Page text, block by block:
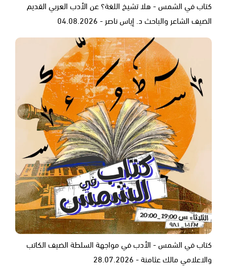
كتاب في الشمس - هلا تشيخ اللغة؟ عن الأدب العربي القديم
الضيف الشاعر والباحث د. إياس ناصر - 04.08.2026
كتاب في الشمس - الأدب في مواجهة السلطة الضيف الكاتب
والاعلامي مالك عثامنة - 28.07.2026